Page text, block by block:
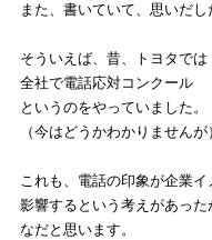
また、書いていて、思いだし
そういえば、昔、トヨタでは
全社で電話応対コンクール
というのをやっていました。
（今はどうかわかりませんが
これも、電話の印象が企業イ
影響するという考えがあった
なだと思います。